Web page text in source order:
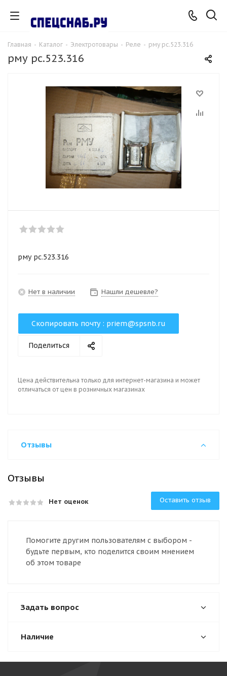
Главная - Каталог - Электротовары - Реле - рму рс.523.316
рму рс.523.316
рму рс.523.316
Нет в наличии Нашли дешевле?
Скопировать почту : priem@spsnb.ru
Поделиться
Цена действительна только для интернет-магазина и может
отличаться от цен в розничных магазинах
Отзывы
Отзывы
Нет оценок Оставить отзыв
Помогите другим пользователям с выбором -
будьте первым, кто поделится своим мнением
об этом товаре
Задать вопрос
Наличие